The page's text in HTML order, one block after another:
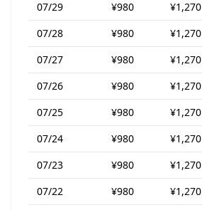
07/29
¥980 ¥1,270
07/28
¥980 ¥1,270
07/27
¥980 ¥1,270
07/26
¥980 ¥1,270
07/25
¥980 ¥1,270
07/24
¥980 ¥1,270
07/23
¥980 ¥1,270
07/22
¥980 ¥1,270